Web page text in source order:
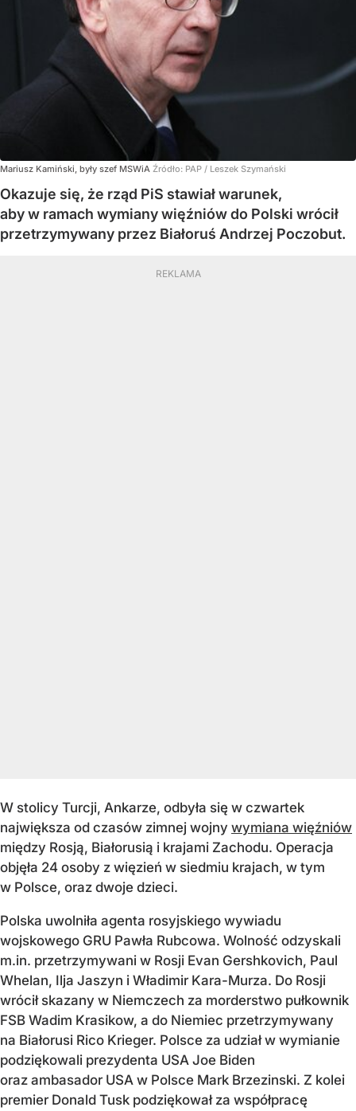
Mariusz Kamiński, były szef MSWiA Źródło: PAP / Leszek Szymański
Okazuje się, że rząd PiS stawiał warunek,
aby w ramach wymiany więźniów do Polski wrócił
przetrzymywany przez Białoruś Andrzej Poczobut.
W stolicy Turcji, Ankarze, odbyła się w czwartek
największa od czasów zimnej wojny wymiana więźniów
między Rosją, Białorusią i krajami Zachodu. Operacja
objęła 24 osoby z więzień w siedmiu krajach, w tym
w Polsce, oraz dwoje dzieci.
Polska uwolniła agenta rosyjskiego wywiadu
wojskowego GRU Pawła Rubcowa. Wolność odzyskali
m.in. przetrzymywani w Rosji Evan Gershkovich, Paul
Whelan, Ilja Jaszyn i Władimir Kara-Murza. Do Rosji
wrócił skazany w Niemczech za morderstwo pułkownik
FSB Wadim Krasikow, a do Niemiec przetrzymywany
na Białorusi Rico Krieger. Polsce za udział w wymianie
podziękowali prezydenta USA Joe Biden
oraz ambasador USA w Polsce Mark Brzezinski. Z kolei
premier Donald Tusk podziękował za współpracę